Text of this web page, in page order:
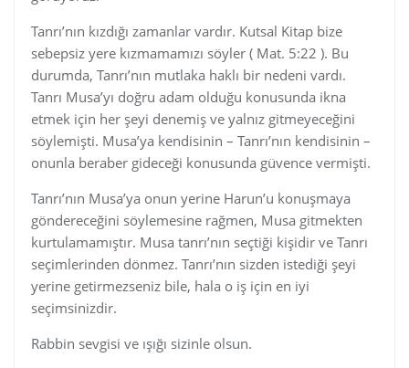
Tanrı’nın kızdığı zamanlar vardır. Kutsal Kitap bize
sebepsiz yere kızmamamızı söyler ( Mat. 5:22 ). Bu
durumda, Tanrı’nın mutlaka haklı bir nedeni vardı.
Tanrı Musa’yı doğru adam olduğu konusunda ikna
etmek için her şeyi denemiş ve yalnız gitmeyeceğini
söylemişti. Musa’ya kendisinin – Tanrı’nın kendisinin –
onunla beraber gideceği konusunda güvence vermişti.
Tanrı’nın Musa’ya onun yerine Harun’u konuşmaya
göndereceğini söylemesine rağmen, Musa gitmekten
kurtulamamıştır. Musa tanrı’nın seçtiği kişidir ve Tanrı
seçimlerinden dönmez. Tanrı’nın sizden istediği şeyi
yerine getirmezseniz bile, hala o iş için en iyi
seçimsinizdir.
Rabbin sevgisi ve ışığı sizinle olsun.